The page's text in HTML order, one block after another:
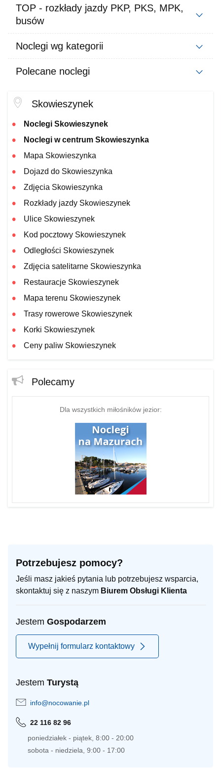
TOP - rozkłady jazdy PKP, PKS, MPK,
busów
Noclegi wg kategorii
Polecane noclegi
Skowieszynek
Noclegi Skowieszynek
Noclegi w centrum Skowieszynka
Mapa Skowieszynka
Dojazd do Skowieszynka
Zdjęcia Skowieszynka
Rozkłady jazdy Skowieszynek
Ulice Skowieszynek
Kod pocztowy Skowieszynek
Odległości Skowieszynek
Zdjęcia satelitarne Skowieszynka
Restauracje Skowieszynek
Mapa terenu Skowieszynek
Trasy rowerowe Skowieszynek
Korki Skowieszynek
Ceny paliw Skowieszynek
Polecamy
Dla wszystkich miłośników jezior:
Potrzebujesz pomocy?
Jeśli masz jakieś pytania lub potrzebujesz wsparcia,
skontaktuj się z naszym Biurem Obsługi Klienta
Jestem Gospodarzem
Wypełnij formularz kontaktowy
Jestem Turystą
info@nocowanie.pl
22 116 82 96
poniedziałek - piątek, 8:00 - 20:00
sobota - niedziela, 9:00 - 17:00